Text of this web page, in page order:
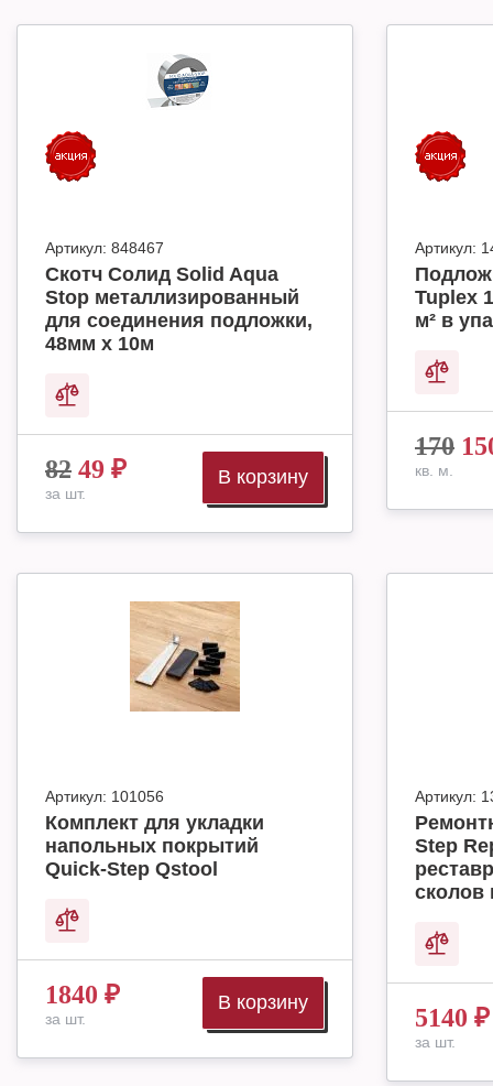
Артикул: 848467
Скотч Солид Solid Aqua
Stop металлизированный
для соединения подложки,
48мм х 10м
82 49 ₽
за шт.
В корзину
Артикул:
Tuplex
м² в
170
кв. м.
Артикул: 101056
Комплект для укладки
напольных покрытий
Quick-Step Qstool
1840 ₽
за шт.
В корзину
Артикул:
Step
сколов
5140 ₽
за шт.